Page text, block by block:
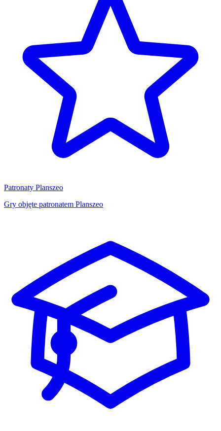
Patronaty Planszeo
Gry objęte patronatem Planszeo